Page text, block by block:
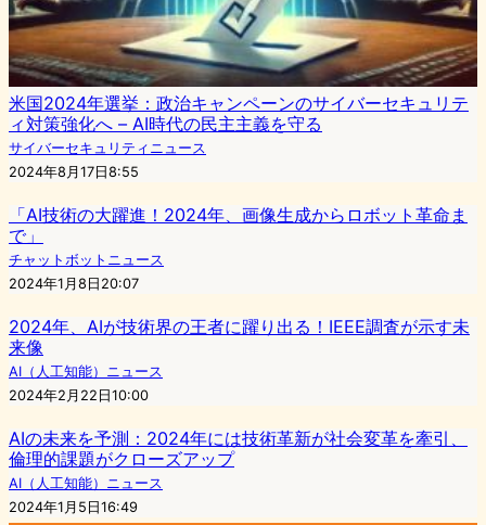
米国2024年選挙：政治キャンペーンのサイバーセキュリテ
ィ対策強化へ – AI時代の民主主義を守る
サイバーセキュリティニュース
2024年8月17日8:55
「AI技術の大躍進！2024年、画像生成からロボット革命ま
で」
チャットボットニュース
2024年1月8日20:07
2024年、AIが技術界の王者に躍り出る！IEEE調査が示す未
来像
AI（人工知能）ニュース
2024年2月22日10:00
AIの未来を予測：2024年には技術革新が社会変革を牽引、
倫理的課題がクローズアップ
AI（人工知能）ニュース
2024年1月5日16:49